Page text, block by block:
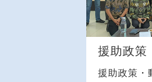
援助政策
援助政策・